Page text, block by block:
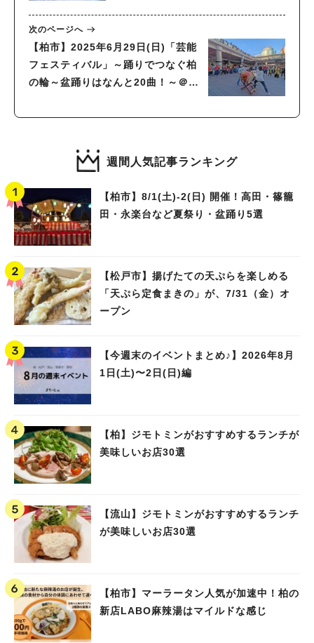
次のページへ
【柏市】2025年6月29日(日)「芸能
フェスティバル」～踊りでつなぐ柏
の輪～盆踊りはなんと20曲！～＠柏
週間人気記事ランキング
【柏市】8/1(土)‐2(日) 開催！高田・篠籠
田・永楽台など夏祭り・盆踊り5選
【松戸市】揚げたての天ぷらを楽しめる
「天ぷら定食まきの」が、7/31（金）オ
ープン
【今週末のイベントまとめ♪】2026年8月
1日(土)〜2日(日)編
【柏】ジモトミンがおすすめするランチが
美味しいお店30選
【流山】ジモトミンがおすすめするランチ
が美味しいお店30選
【柏市】マーラータン人気が加速中！柏の
新店LABO麻辣湯はマイルドな感じ